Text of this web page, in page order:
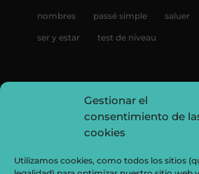
Gestionar el
consentimiento de
cookies
Utilizamos cookies, como todos los sitios
nombres passé simple saluer
ser y estar test de niveau